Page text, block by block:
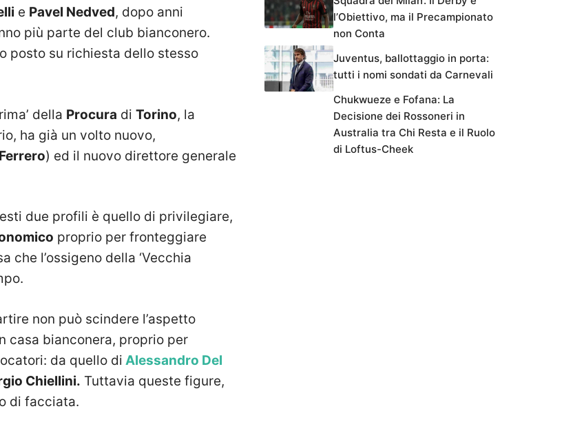
e Pavel Nedved, dopo anni
più parte del club bianconero.
posto su richiesta dello stesso
della Procura di Torino, la
ha già un volto nuovo,
) ed il nuovo direttore generale
due profili è quello di privilegiare,
proprio per fronteggiare
che l’ossigeno della ‘Vecchia
non può scindere l’aspetto
casa bianconera, proprio per
da quello di Alessandro Del
Chiellini. Tuttavia queste figure,
di facciata.
l’Obiettivo, ma il Precampionato
non Conta
Juventus, ballottaggio in porta:
tutti i nomi sondati da Carnevali
Chukwueze e Fofana: La
Decisione dei Rossoneri in
Australia tra Chi Resta e il Ruolo
di Loftus-Cheek